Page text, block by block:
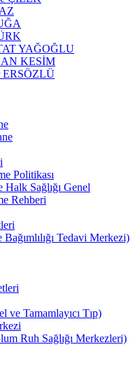
YAĞOĞLU
KESİM
ERSÖZLÜ
Politikası
Halk Sağlığı Genel
Rehberi
Tedavi Merkezi)
ve Tamamlayıcı Tıp)
Ruh Sağlığı Merkezleri)